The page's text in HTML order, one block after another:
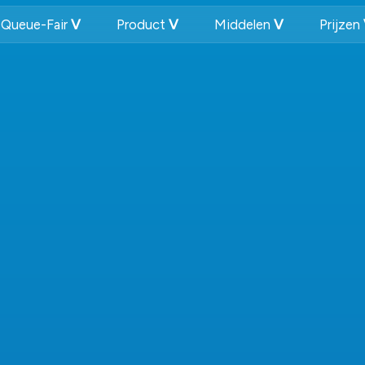
Queue-Fair Product Middelen Prijzen